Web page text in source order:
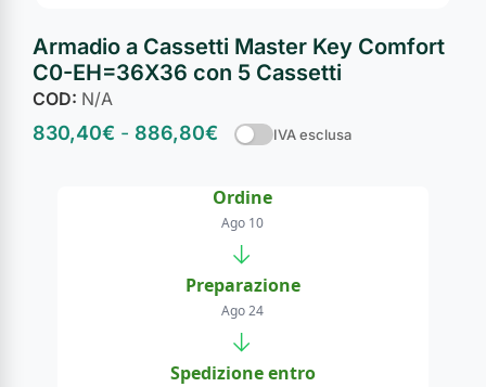
Armadio a Cassetti Master Key Comfort
C0-EH=36X36 con 5 Cassetti
COD: N/A
830,40€ - 886,80€ IVA esclusa
Ordine
Ago 10
→
Preparazione
Ago 24
→
Spedizione entro